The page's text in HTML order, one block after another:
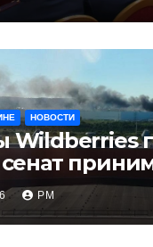
НОВОСТИ
Wildberries
РМ